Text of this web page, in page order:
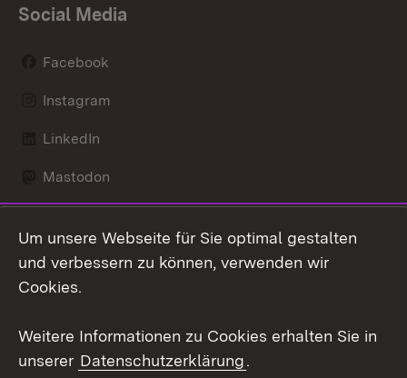
Social Media
Facebook
Instagram
LinkedIn
Mastodon
X / Twitter
Youtube
Kontakt
Datenschutz
Um unsere Webseite für Sie optimal gestalten
und verbessern zu können, verwenden wir
Cookies.
Weitere Informationen zu Cookies erhalten Sie in
unserer Datenschutzerklärung.